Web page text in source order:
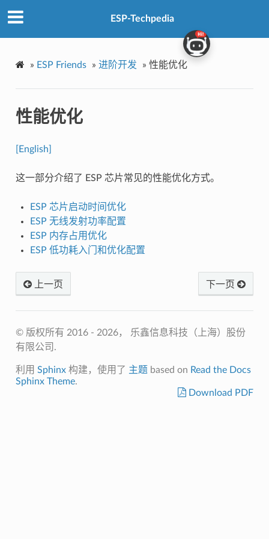
ESP-Techpedia
» ESP Friends » 进阶开发 » 性能优化
性能优化
[English]
这一部分介绍了 ESP 芯片常见的性能优化方式。
ESP 芯片启动时间优化
ESP 无线发射功率配置
ESP 内存占用优化
ESP 低功耗入门和优化配置
上一页 下一页
© 版权所有 2016 - 2026， 乐鑫信息科技（上海）股份
有限公司.
利用 Sphinx构建，使用了 主题 based on Read the Docs
Sphinx Theme.
Download PDF